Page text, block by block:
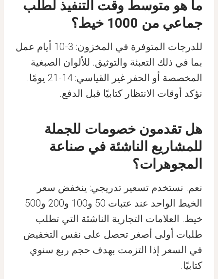
ما هو متوسط وقت التنفيذ لطلب
جماعي من 1000 خيط؟
للدرجات المتوفرة في المخزون: 3-10 أيام عمل
بما في ذلك التعبئة والتوثيق. للألوان الصبغية
المخصصة أو الحفر غير القياسي: 14-21 يومًا.
نؤكد أوقات الانتظار كتابيًا قبل الدفع.
هل تقدمون خصومات للجملة
للمشاريع الناشئة في صناعة
المجوهرات؟
نعم. نستخدم تسعير تدريجي: ينخفض سعر
الخيط الواحد عند عتبات 50 و100 و200 و500
خيط. العلامات التجارية الناشئة التي تطلب
طلبات أولى أصغر تحصل على نفس التخفيض
في السعر إذا التزمت بهدف حجم ربع سنوي
كتابيًا.